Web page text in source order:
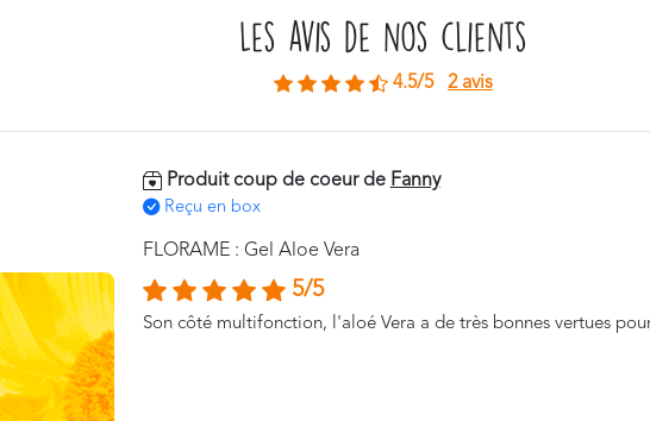
Les avis de nos clients
4.5/5 2 avis
Produit coup de coeur de Fanny
Reçu en box
FLORAME : Gel Aloe Vera
5/5
Son côté multifonction, l'aloé Vera a de très bonnes vertues